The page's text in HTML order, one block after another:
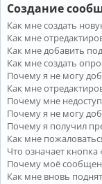
Создание
Как мне создать
Как мне
Как мне добавить
Как мне создать
Почему я не могу
Как мне
Почему мне
Почему я не могу
Почему я получил
Как мне
Что означает
Почему моё
Как мне вновь